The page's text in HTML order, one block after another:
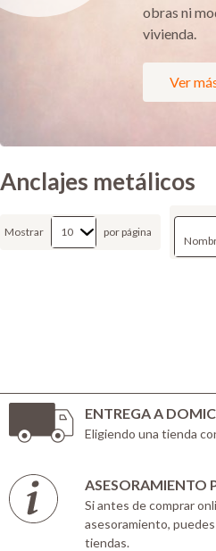
obras ni
vivienda.
Ver
Anclajes metálicos
Mostrar por página
ENTREGA A
Eligiendo una tienda
ASESORAMIENTO
Si antes de comprar
asesoramiento,
tiendas.